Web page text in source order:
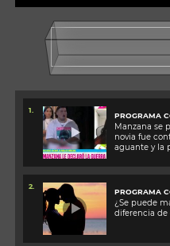
1.
PROGRAMA
Manzana se
novia fue
aguante y la
2.
PROGRAMA
¿Se puede
diferencia de